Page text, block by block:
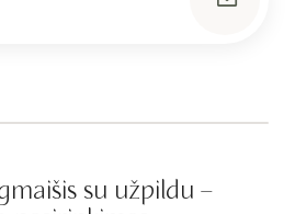
su užpildu –